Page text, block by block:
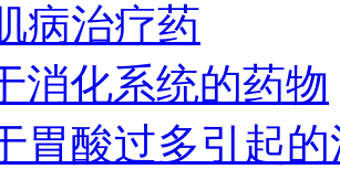
病治疗药
消化系统的药物
胃酸过多引起